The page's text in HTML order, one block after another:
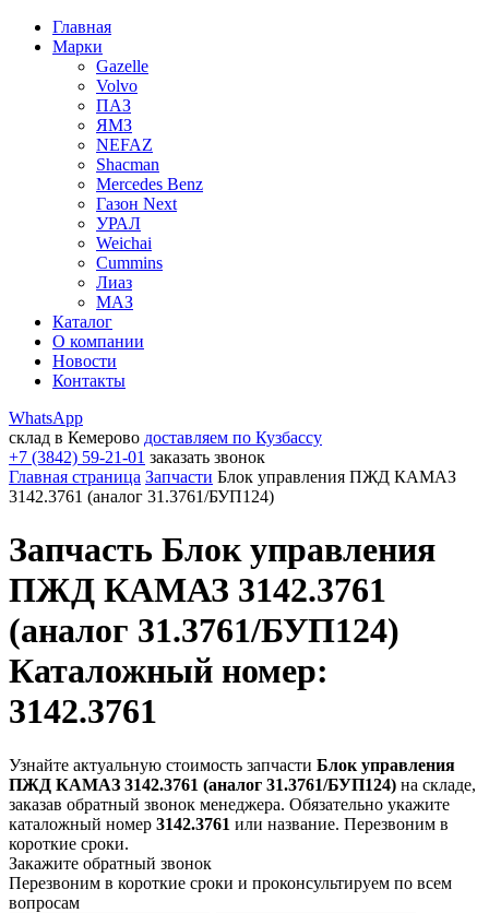
Главная
Марки
Gazelle
Volvo
ПАЗ
ЯМЗ
NEFAZ
Shacman
Mercedes Benz
Газон Next
УРАЛ
Weichai
Cummins
Лиаз
МАЗ
Каталог
О компании
Новости
Контакты
WhatsApp
склад в Кемерово доставляем по Кузбассу
+7 (3842) 59-21-01 заказать звонок
Главная страница Запчасти Блок управления ПЖД КАМАЗ
3142.3761 (аналог 31.3761/БУП124)
Запчасть Блок управления
ПЖД КАМАЗ 3142.3761
(аналог 31.3761/БУП124)
Каталожный номер:
3142.3761
Узнайте актуальную стоимость запчасти Блок управления
ПЖД КАМАЗ 3142.3761 (аналог 31.3761/БУП124) на складе,
заказав обратный звонок менеджера. Обязательно укажите
каталожный номер 3142.3761 или название. Перезвоним в
короткие сроки.
Закажите обратный звонок
Перезвоним в короткие сроки и проконсультируем по всем
вопросам